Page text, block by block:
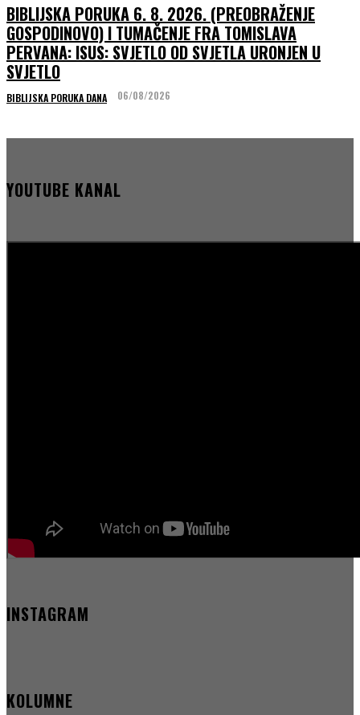
BIBLIJSKA PORUKA 6. 8. 2026. (PREOBRAŽENJE
GOSPODINOVO) I TUMAČENJE FRA TOMISLAVA
PERVANA: ISUS: SVJETLO OD SVJETLA URONJEN U
SVJETLO
BIBLIJSKA PORUKA DANA 06/08/2026
YOUTUBE KANAL
INSTAGRAM
KOLUMNE